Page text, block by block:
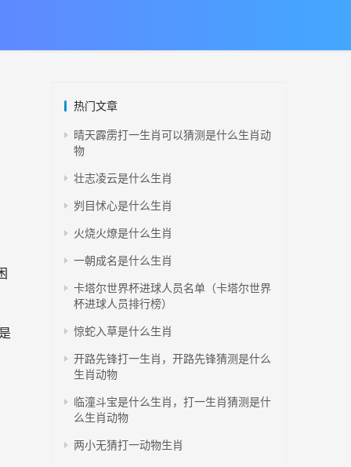
热门文章
晴天霹雳打一生肖可以猜测是什么生肖动
物
壮志凌云是什么生肖
刿目怵心是什么生肖
火烧火燎是什么生肖
一朝成名是什么生肖
卡塔尔世界杯进球人员名单（卡塔尔世界
杯进球人员排行榜）
惊蛇入草是什么生肖
开路先锋打一生肖，开路先锋猜测是什么
生肖动物
临潼斗宝是什么生肖，打一生肖猜测是什
么生肖动物
两小无猜打一动物生肖